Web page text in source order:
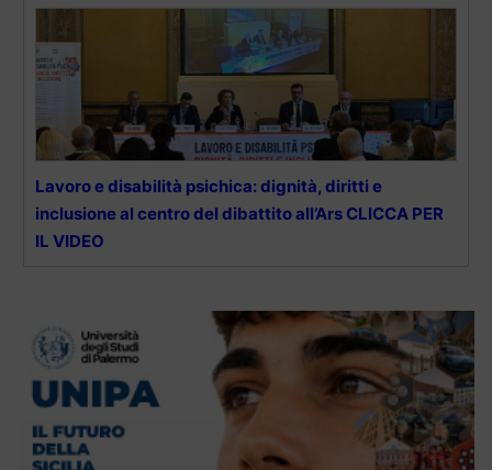
Lavoro e disabilità psichica: dignità, diritti e
inclusione al centro del dibattito all’Ars CLICCA PER
IL VIDEO